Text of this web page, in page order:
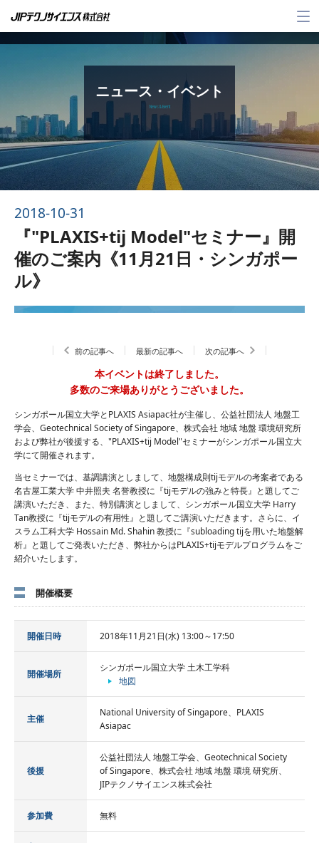
メ
ー
ニュース・イベント
News & Event
2018-10-31
『"PLAXIS+tij Model"セミナー』開
催のご案内《11月21日・シンガポー
ル》
前の記事へ 最新の記事へ 次の記事へ
本イベントは終了しました。
多数のご来場ありがとうございました。
シンガポール国立大学とPLAXIS Asiapac社が主催し、公益社団法人 地盤工
学会、Geotechnical Society of Singapore、株式会社 地域 地盤 環境研究所
および弊社が後援する、"PLAXIS+tij Model"セミナーがシンガポール国立大
学にて開催されます。
当セミナーでは、基調講演としまして、地盤構成則tijモデルの考案者である
名古屋工業大学 中井照夫 名誉教授に『tijモデルの強みと特長』と題してご
講演いただき、また、特別講演としまして、シンガポール国立大学 Harry
Tan教授に『tijモデルの有用性』と題してご講演いただきます。さらに、イ
スラム工科大学 Hossain Md. Shahin 教授に『subloading tijを用いた地盤解
析』と題してご発表いただき、弊社からはPLAXIS+tijモデルプログラムをご
紹介いたします。
開催概要
開催日時 2018年11月21日(水) 13:00～17:50
開催場所
シンガポール国立大学 土木工学科
地図
主催
National University of Singapore、PLAXIS
Asiapac
後援
公益社団法人 地盤工学会、Geotechnical Society
of Singapore、株式会社 地域 地盤 環境 研究所、
JIPテクノサイエンス株式会社
参加費 無料